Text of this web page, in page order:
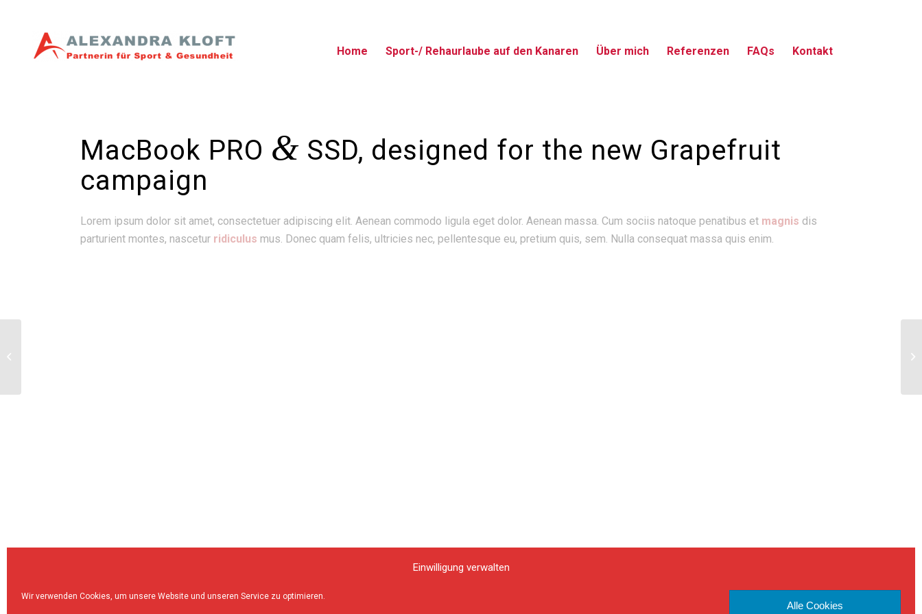
Einwilligung verwalten
Wir verwenden Cookies, um unsere Website und unseren Service zu optimieren.
Alle Cookies
Home Sport-/ Rehaurlaube auf den Kanaren Über mich Referenzen FAQs Kontakt
MacBook PRO & SSD, designed for the new Grapefruit
campaign
Lorem ipsum dolor sit amet, consectetuer adipiscing elit. Aenean commodo ligula eget dolor. Aenean massa. Cum sociis natoque penatibus et magnis dis
parturient montes, nascetur ridiculus mus. Donec quam felis, ultricies nec, pellentesque eu, pretium quis, sem. Nulla consequat massa quis enim.